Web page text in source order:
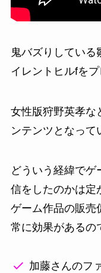
鬼バズりしてい
イレントヒルfを
女性版狩野英孝な
ンテンツとなって
どういう経緯でゲ
信をしたのかは定
ゲーム作品の販売
常に効果があるの
加藤さんのフ